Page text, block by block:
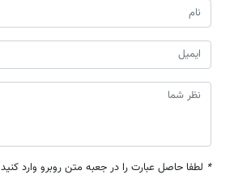
* لطفا حاصل عبارت را در جعبه متن روبرو وارد کنید